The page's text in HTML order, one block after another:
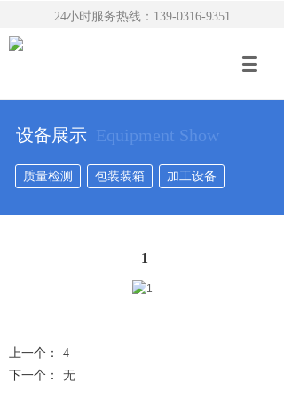
24小时服务热线：139-0316-9351
设备展示 Equipment Show
质量检测 包装装箱 加工设备
1
上一个：
4
下一个：
无